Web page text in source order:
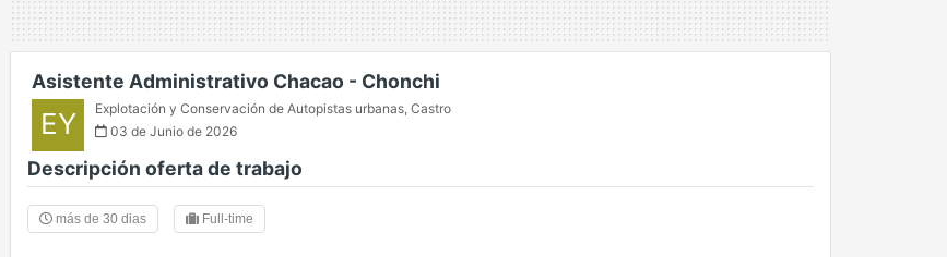
Asistente Administrativo Chacao - Chonchi
EY Explotación y Conservación de Autopistas urbanas, Castro
03 de Junio de 2026
Descripción oferta de trabajo
más de 30 dias Full-time